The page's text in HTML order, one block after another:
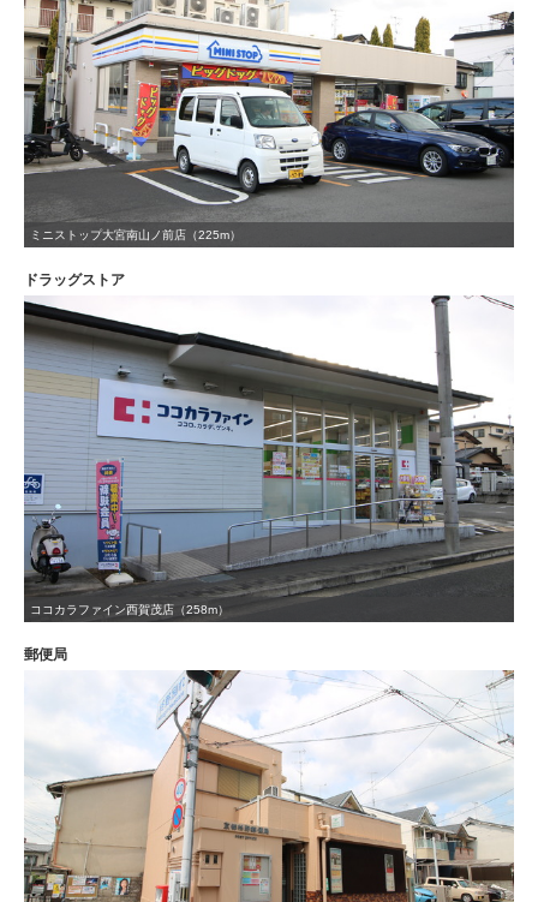
ミニストップ大宮南山ノ前店（225m）
ドラッグストア
ココカラファイン西賀茂店（258m）
郵便局